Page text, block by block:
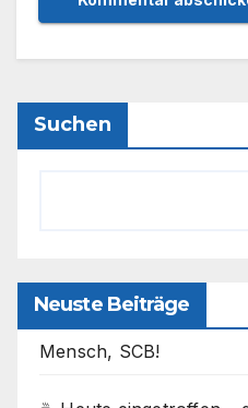
Suchen
Neuste Beiträge
Mensch, SCB!